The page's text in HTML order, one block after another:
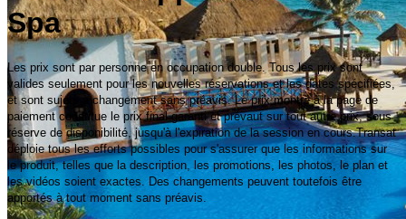
Spa
Les prix sont par personne en occupation double. Tous les prix sont
valides seulement pour les nouvelles réservations et les dates spécifiées,
et sont sujets à changement sans préavis. Le prix montré à la page de
paiement constitue le prix final garanti et prévaut sur tout autre prix, sous
réserve de disponibilité, jusqu'à l'expiration de la session en cours.Transat
déploie tous les efforts possibles pour s'assurer que les informations sur
le produit, telles que la description, les promotions, les photos, le plan et
les vidéos soient exactes. Des changements peuvent toutefois être
apportés à tout moment sans préavis.